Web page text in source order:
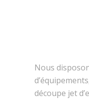
Nous
découpe jet